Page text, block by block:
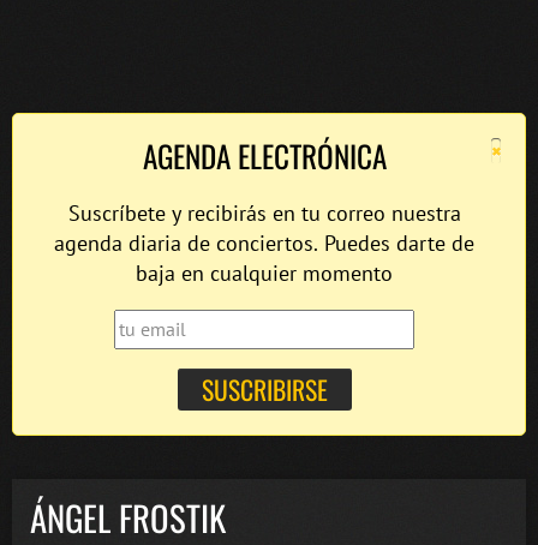
×
AGENDA ELECTRÓNICA
Suscríbete y recibirás en tu correo nuestra
agenda diaria de conciertos. Puedes darte de
baja en cualquier momento
ÁNGEL FROSTIK